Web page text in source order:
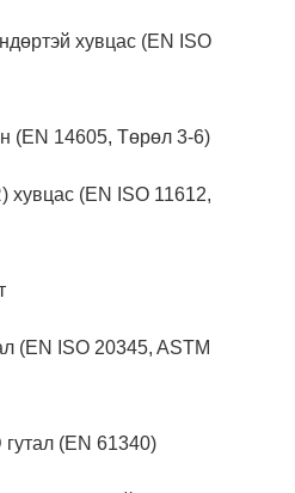
хувцас (EN ISO
(EN 14605, Төрөл 3-6)
хувцас (EN ISO 11612,
(EN ISO 20345, ASTM
гутал (EN 61340)